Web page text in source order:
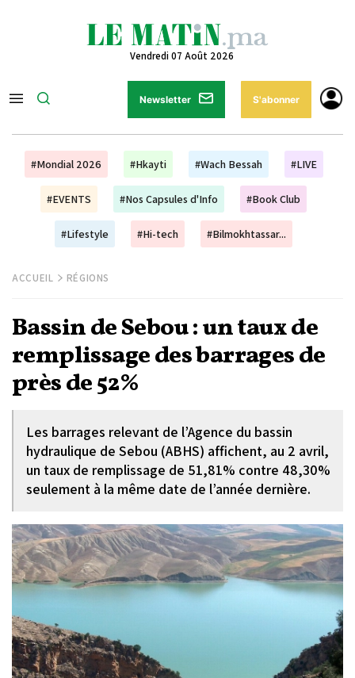
Vendredi 07 Août 2026
Newsletter S'abonner
#Mondial 2026 #Hkayti #Wach Bessah #LIVE
#EVENTS #Nos Capsules d'Info #Book Club
#Lifestyle #Hi-tech #Bilmokhtassar...
ACCUEIL RÉGIONS
Bassin de Sebou : un taux de
remplissage des barrages de
près de 52%
Les barrages relevant de l’Agence du bassin
hydraulique de Sebou (ABHS) affichent, au 2 avril,
un taux de remplissage de 51,81% contre 48,30%
seulement à la même date de l’année dernière.